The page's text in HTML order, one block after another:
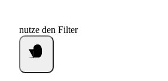
nutze den Filter